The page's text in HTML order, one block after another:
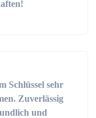
Schlüssel sehr
Zuverlässig
und